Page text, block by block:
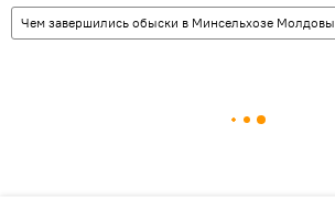
Чем завершились обыски в Минсельхозе Молдовы